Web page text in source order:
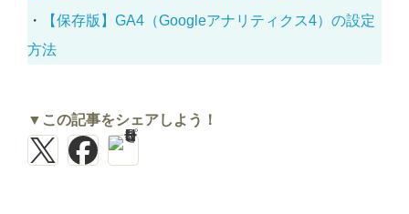
・
【保存版】GA4（Googleアナリティクス4）の設定
方法
▼この記事をシェアしよう！